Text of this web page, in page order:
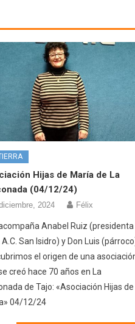
Hijas de María de La
(04/12/24)
2024 Félix
Anabel Ruiz (presidenta
A.C. San Isidro) y Don Luis
el origen de una
creó hace 70 años en La
de Tajo: «Asociación Hijas de
04/12/24